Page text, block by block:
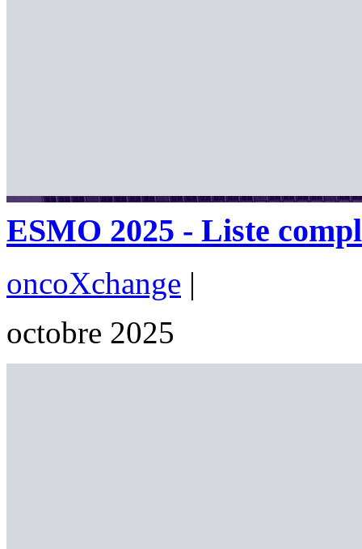
ESMO 2025 - Liste
oncoXchange |
octobre 2025